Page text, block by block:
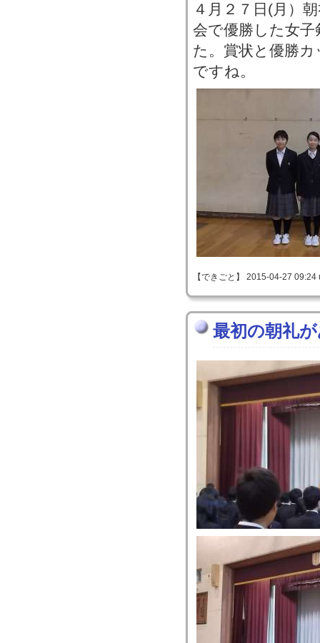
４月２７日(月）
会で優勝した女
た。賞状と優勝
ですね。
【できごと】 2015-04-27
最初の朝礼